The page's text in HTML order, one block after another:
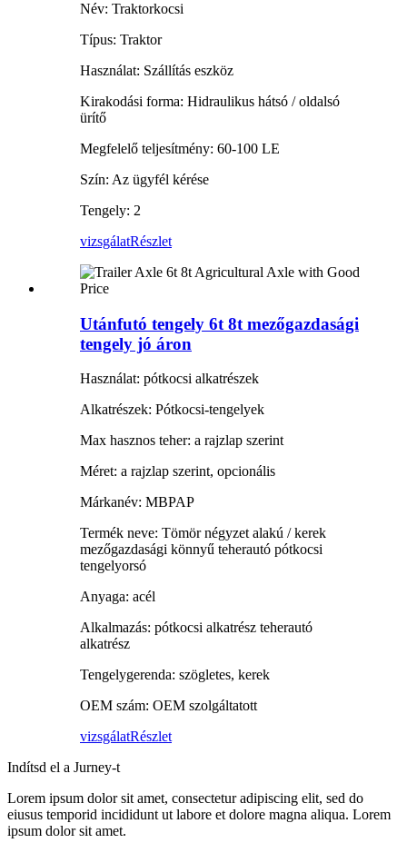
Név: Traktorkocsi
Típus: Traktor
Használat: Szállítás eszköz
Kirakodási forma: Hidraulikus hátsó / oldalsó
ürítő
Megfelelő teljesítmény: 60-100 LE
Szín: Az ügyfél kérése
Tengely: 2
vizsgálatRészlet
Utánfutó tengely 6t 8t mezőgazdasági
tengely jó áron
Használat: pótkocsi alkatrészek
Alkatrészek: Pótkocsi-tengelyek
Max hasznos teher: a rajzlap szerint
Méret: a rajzlap szerint, opcionális
Márkanév: MBPAP
Termék neve: Tömör négyzet alakú / kerek
mezőgazdasági könnyű teherautó pótkocsi
tengelyorsó
Anyaga: acél
Alkalmazás: pótkocsi alkatrész teherautó
alkatrész
Tengelygerenda: szögletes, kerek
OEM szám: OEM szolgáltatott
vizsgálatRészlet
Indítsd el a Jurney-t
Lorem ipsum dolor sit amet, consectetur adipiscing elit, sed do
eiusus temporid incididunt ut labore et dolore magna aliqua. Lorem
ipsum dolor sit amet.